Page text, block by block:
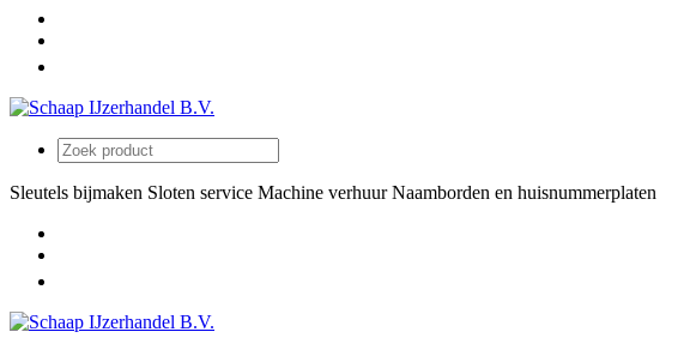
Sleutels bijmaken Sloten service Machine verhuur Naamborden en huisnummerplaten